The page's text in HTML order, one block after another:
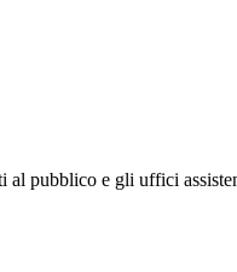
pubblico e gli uffici